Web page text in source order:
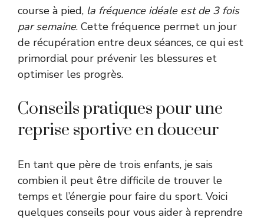
course à pied, la fréquence idéale est de 3 fois
par semaine. Cette fréquence permet un jour
de récupération entre deux séances, ce qui est
primordial pour prévenir les blessures et
optimiser les progrès.
Conseils pratiques pour une
reprise sportive en douceur
En tant que père de trois enfants, je sais
combien il peut être difficile de trouver le
temps et l’énergie pour faire du sport. Voici
quelques conseils pour vous aider à reprendre